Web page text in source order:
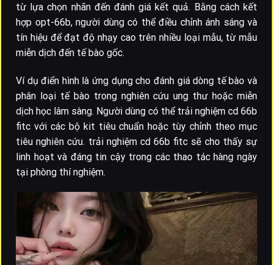
từ lựa chọn nhãn đến đánh giá kết quả. Bằng cách kết
hợp opt-66b, người dùng có thể điều chỉnh ánh sáng và
tín hiệu để đạt độ nhạy cao trên nhiều loại mẫu, từ mẫu
miễn dịch đến tế bào gốc.
Ví dụ điển hình là ứng dụng cho đánh giá dòng tế bào và
phân loại tế bào trong nghiên cứu ung thư hoặc miễn
dịch học lâm sàng. Người dùng có thể trải nghiệm cd 66b
fitc với các bộ kit tiêu chuẩn hoặc tùy chỉnh theo mục
tiêu nghiên cứu. trải nghiệm cd 66b fitc sẽ cho thấy sự
linh hoạt và đáng tin cậy trong các thao tác hàng ngày
tại phòng thí nghiệm.